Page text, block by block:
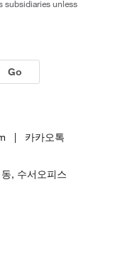
subsidiaries unless
Go
| 카카오톡
, 수서오피스